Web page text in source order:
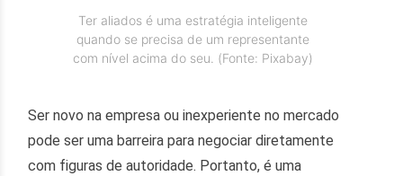
Ter aliados é uma estratégia inteligente
quando se precisa de um representante
com nível acima do seu. (Fonte: Pixabay)
Ser novo na empresa ou inexperiente no mercado
pode ser uma barreira para negociar diretamente
com figuras de autoridade. Portanto, é uma